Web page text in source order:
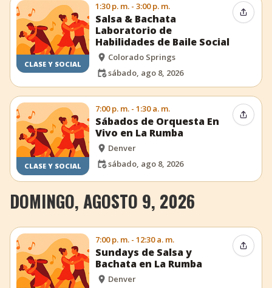
CLASE Y SOCIAL
1:30 p. m. - 3:00 p. m.
Salsa & Bachata
Laboratorio de
Habilidades de Baile Social
Colorado Springs
sábado, ago 8, 2026
CLASE Y SOCIAL
7:00 p. m. - 1:30 a. m.
Sábados de Orquesta En
Vivo en La Rumba
Denver
sábado, ago 8, 2026
DOMINGO, AGOSTO 9, 2026
7:00 p. m. - 12:30 a. m.
Sundays de Salsa y
Bachata en La Rumba
Denver